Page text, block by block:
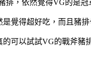
排，依然覺得VG的是冠
覺得超好吃，而且豬
可以試試VG的戰斧豬